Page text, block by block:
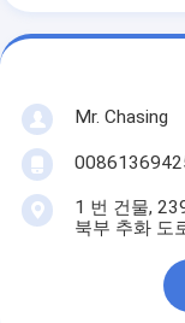
Mr. Chasing
1 번 건물,
북부 추화 도